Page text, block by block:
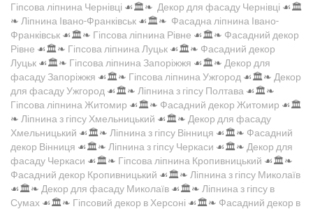
Гіпсова ліпнина Чернівці ☙🏛️❧ Декор для фасаду Чернівці ☙🏛️
❧ Ліпнина Івано-Франківськ ☙🏛️❧ Фасадна ліпнина Івано-
Франківськ ☙🏛️❧ Гіпсова ліпнина Рівне ☙🏛️❧ Фасадний декор
Рівне ☙🏛️❧ Гіпсова ліпнина Луцьк ☙🏛️❧ Фасадний декор
Луцьк ☙🏛️❧ Гіпсова ліпнина Запоріжжя ☙🏛️❧ Декор для
фасаду Запоріжжя ☙🏛️❧ Гіпсова ліпнина Ужгород ☙🏛️❧ Декор
для фасаду Ужгород ☙🏛️❧ Ліпнина з гіпсу Полтава ☙🏛️❧
Гіпсова ліпнина Житомир ☙🏛️❧ Фасадний декор Житомир ☙🏛️
❧ Ліпнина з гіпсу Хмельницький ☙🏛️❧ Декор для фасаду
Хмельницький ☙🏛️❧ Ліпнина з гіпсу Вінниця ☙🏛️❧ Фасадний
декор Вінниця ☙🏛️❧ Ліпнина з гіпсу Черкаси ☙🏛️❧ Декор для
фасаду Черкаси ☙🏛️❧ Гіпсова ліпнина Кропивницький ☙🏛️❧
Фасадний декор Кропивницький ☙🏛️❧ Ліпнина з гіпсу Миколаїв
☙🏛️❧ Декор для фасаду Миколаїв ☙🏛️❧ Ліпнина з гіпсу в
Сумах ☙🏛️❧ Гіпсовий декор в Херсоні ☙🏛️❧ Фасадний декор в